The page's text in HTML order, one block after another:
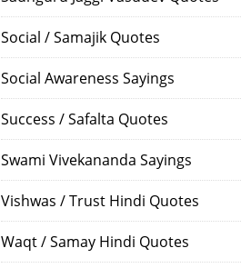
Social / Samajik Quotes
Social Awareness Sayings
Success / Safalta Quotes
Swami Vivekananda Sayings
Vishwas / Trust Hindi Quotes
Waqt / Samay Hindi Quotes